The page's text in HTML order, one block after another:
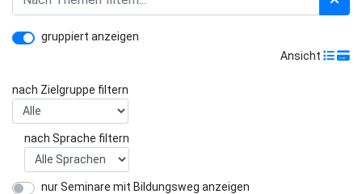
gruppiert anzeigen
Ansicht
nach Zielgruppe filtern
nach Sprache filtern
nur Seminare mit Bildungsweg anzeigen